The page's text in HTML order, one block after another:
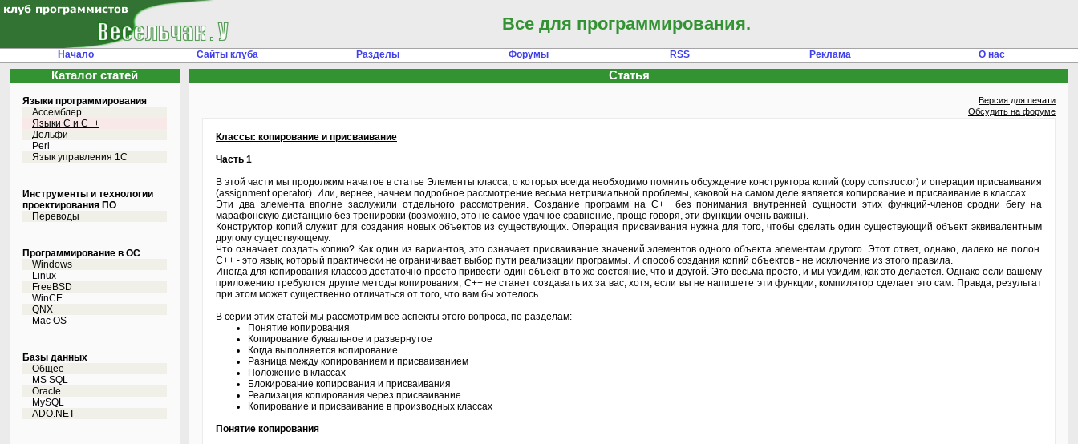
Все для программирования.
Начало Сайты клуба Разделы Форумы RSS Реклама О нас
Каталог статей
Языки программирования
Ассемблер
Языки С и C++
Дельфи
Perl
Язык управления 1С
Инструменты и технологии
проектирования ПО
Переводы
Программирование в ОС
Windows
Linux
FreeBSD
WinCE
QNX
Mac OS
Базы данных
Общее
MS SQL
Oracle
MySQL
ADO.NET
Статья
Версия для печати
Обсудить на форуме
Классы: копирование и присваивание
Часть 1
В этой части мы продолжим начатое в статье Элементы класса, о которых всегда необходимо помнить обсуждение конструктора копий (copy constructor) и операции присваивания
(assignment operator). Или, вернее, начнем подробное рассмотрение весьма нетривиальной проблемы, каковой на самом деле является копирование и присваивание в классах.
Эти два элемента вполне заслужили отдельного рассмотрения. Создание программ на C++ без понимания внутренней сущности этих функций-членов сродни бегу на
марафонскую дистанцию без тренировки (возможно, это не самое удачное сравнение, проще говоря, эти функции очень важны).
Конструктор копий служит для создания новых объектов из существующих. Операция присваивания нужна для того, чтобы сделать один существующий объект эквивалентным
другому существующему.
Что означает создать копию? Как один из вариантов, это означает присваивание значений элементов одного объекта элементам другого. Этот ответ, однако, далеко не полон.
C++ - это язык, который практически не ограничивает выбор пути реализации программы. И способ создания копий объектов - не исключение из этого правила.
Иногда для копирования классов достаточно просто привести один объект в то же состояние, что и другой. Это весьма просто, и мы увидим, как это делается. Однако если вашему
приложению требуются другие методы копирования, C++ не станет создавать их за вас, хотя, если вы не напишете эти функции, компилятор сделает это сам. Правда, результат
при этом может существенно отличаться от того, что вам бы хотелось.
В серии этих статей мы рассмотрим все аспекты этого вопроса, по разделам:
Понятие копирования
Копирование буквальное и развернутое
Когда выполняется копирование
Разница между копированием и присваиванием
Положение в классах
Блокирование копирования и присваивания
Реализация копирования через присваивание
Копирование и присваивание в производных классах
Понятие копирования